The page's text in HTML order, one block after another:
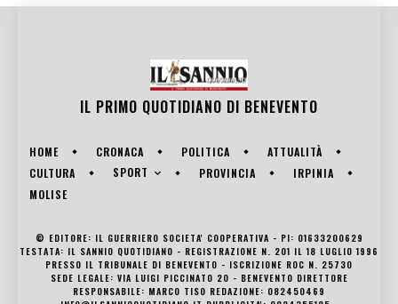
IL PRIMO QUOTIDIANO DI BENEVENTO
HOME CRONACA POLITICA
ATTUALITÀ
CULTURA
SPORT PROVINCIA
IRPINIA
MOLISE
© EDITORE: IL GUERRIERO SOCIETA' COOPERATIVA - PI: 01633200629
TESTATA: IL SANNIO QUOTIDIANO - REGISTRAZIONE N. 201 IL 18 LUGLIO 1996
PRESSO IL TRIBUNALE DI BENEVENTO - ISCRIZIONE ROC N. 25730
SEDE LEGALE: VIA LUIGI PICCINATO 20 - BENEVENTO DIRETTORE
RESPONSABILE: MARCO TISO REDAZIONE: 082450469